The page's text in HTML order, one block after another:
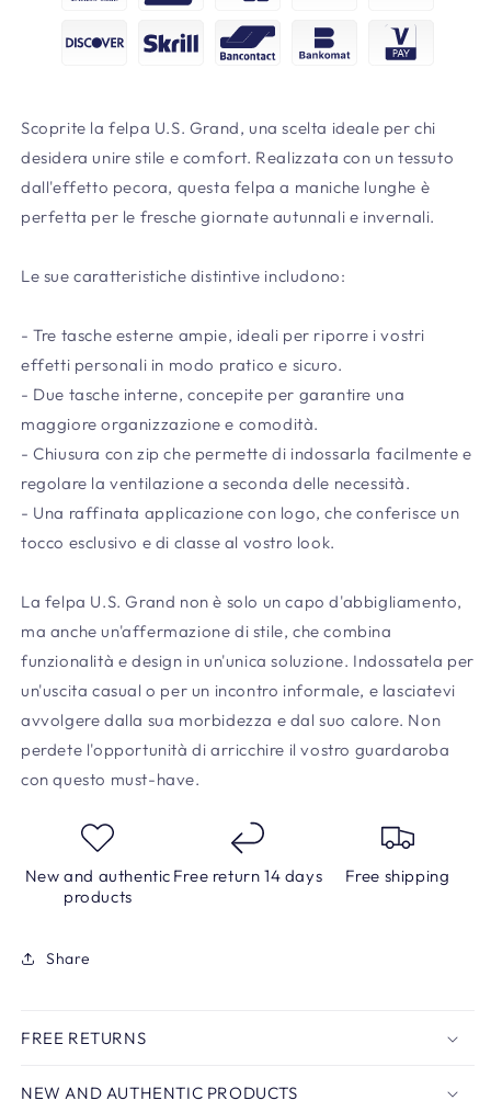
Scoprite la felpa U.S. Grand, una scelta ideale per chi
desidera unire stile e comfort. Realizzata con un tessuto
dall'effetto pecora, questa felpa a maniche lunghe è
perfetta per le fresche giornate autunnali e invernali.
Le sue caratteristiche distintive includono:
- Tre tasche esterne ampie, ideali per riporre i vostri
effetti personali in modo pratico e sicuro.
- Due tasche interne, concepite per garantire una
maggiore organizzazione e comodità.
- Chiusura con zip che permette di indossarla facilmente e
regolare la ventilazione a seconda delle necessità.
- Una raffinata applicazione con logo, che conferisce un
tocco esclusivo e di classe al vostro look.
La felpa U.S. Grand non è solo un capo d'abbigliamento,
ma anche un'affermazione di stile, che combina
funzionalità e design in un'unica soluzione. Indossatela per
un'uscita casual o per un incontro informale, e lasciatevi
avvolgere dalla sua morbidezza e dal suo calore. Non
perdete l'opportunità di arricchire il vostro guardaroba
con questo must-have.
New and authentic
products
Free return 14 days Free shipping
Share
FREE RETURNS
NEW AND AUTHENTIC PRODUCTS